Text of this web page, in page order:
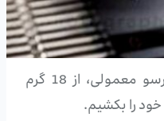
به طور معمول برای یک اسپرسو معمولی، از 18 گرم
را بکشیم.